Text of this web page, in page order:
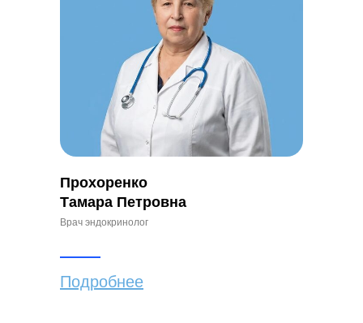
Прохоренко
Тамара Петровна
Врач эндокринолог
Подробнее